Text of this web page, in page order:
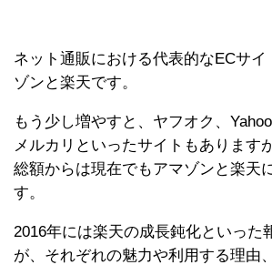
ネット通販における代表的なECサ
ゾンと楽天です。
もう少し増やすと、ヤフオク、
メルカリといったサイトもあります
総額からは現在でもアマゾンと楽天
す。
2016年には楽天の成長鈍化といった
が、それぞれの魅力や利用する理由